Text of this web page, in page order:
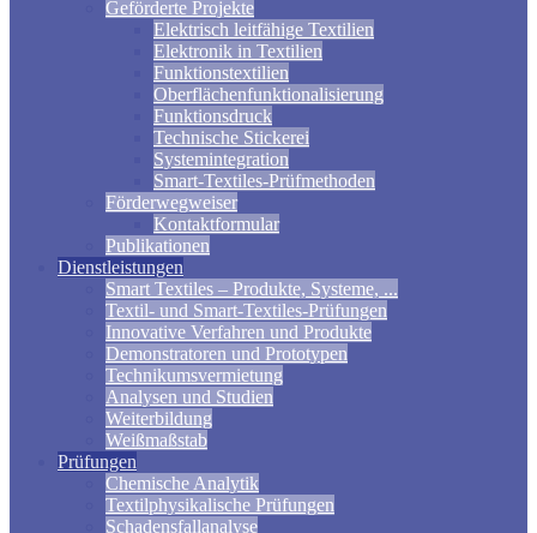
Geförderte Projekte
Elektrisch leitfähige Textilien
Elektronik in Textilien
Funktionstextilien
Oberflächenfunktionalisierung
Funktionsdruck
Technische Stickerei
Systemintegration
Smart-Textiles-Prüfmethoden
Förderwegweiser
Kontaktformular
Publikationen
Dienstleistungen
Smart Textiles – Produkte, Systeme, ...
Textil- und Smart-Textiles-Prüfungen
Innovative Verfahren und Produkte
Demonstratoren und Prototypen
Technikumsvermietung
Analysen und Studien
Weiterbildung
Weißmaßstab
Prüfungen
Chemische Analytik
Textilphysikalische Prüfungen
Schadensfallanalyse